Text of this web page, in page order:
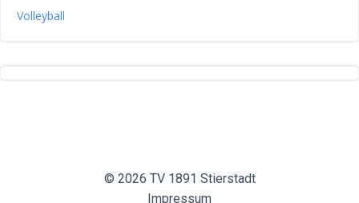
Volleyball
© 2026 TV 1891 Stierstadt
Impressum